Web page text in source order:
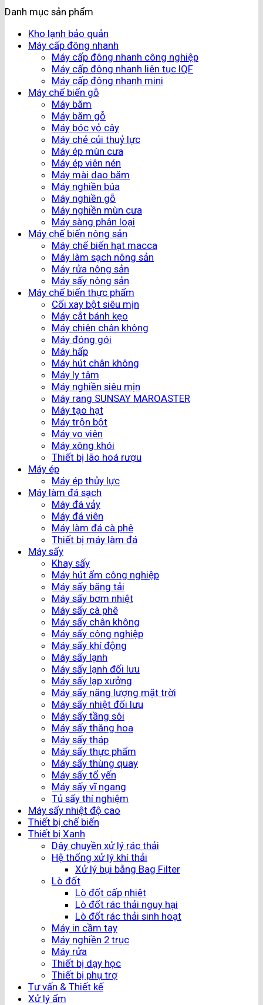
Danh mục sản phẩm
Kho lạnh bảo quản
Máy cấp đông nhanh
Máy cấp đông nhanh công nghiệp
Máy cấp đông nhanh liên tục IQF
Máy cấp đông nhanh mini
Máy chế biến gỗ
Máy băm
Máy băm gỗ
Máy bóc vỏ cây
Máy chẻ củi thuỷ lực
Máy ép mùn cưa
Máy ép viên nén
Máy mài dao băm
Máy nghiền búa
Máy nghiền gỗ
Máy nghiền mùn cưa
Máy sàng phân loại
Máy chế biến nông sản
Máy chế biến hạt macca
Máy làm sạch nông sản
Máy rửa nông sản
Máy sấy nông sản
Máy chế biến thực phẩm
Cối xay bột siêu mịn
Máy cắt bánh kẹo
Máy chiên chân không
Máy đóng gói
Máy hấp
Máy hút chân không
Máy ly tâm
Máy nghiền siêu mịn
Máy rang SUNSAY MAROASTER
Máy tạo hạt
Máy trộn bột
Máy vo viên
Máy xông khói
Thiết bị lão hoá rượu
Máy ép
Máy ép thủy lực
Máy làm đá sạch
Máy đá vảy
Máy đá viên
Máy làm đá cà phê
Thiết bị máy làm đá
Máy sấy
Khay sấy
Máy hút ẩm công nghiệp
Máy sấy băng tải
Máy sấy bơm nhiệt
Máy sấy cà phê
Máy sấy chân không
Máy sấy công nghiệp
Máy sấy khí động
Máy sấy lạnh
Máy sấy lạnh đối lưu
Máy sấy lạp xưởng
Máy sấy năng lượng mặt trời
Máy sấy nhiệt đối lưu
Máy sấy tầng sôi
Máy sấy thăng hoa
Máy sấy tháp
Máy sấy thực phẩm
Máy sấy thùng quay
Máy sấy tổ yến
Máy sấy vĩ ngang
Tủ sấy thí nghiệm
Máy sấy nhiệt độ cao
Thiết bị chế biến
Thiết bị Xanh
Dây chuyền xử lý rác thải
Hệ thống xử lý khí thải
Xử lý bụi bằng Bag Filter
Lò đốt
Lò đốt cấp nhiệt
Lò đốt rác thải nguy hại
Lò đốt rác thải sinh hoạt
Máy in cầm tay
Máy nghiền 2 trục
Máy rửa
Thiết bị dạy học
Thiết bị phụ trợ
Tư vấn & Thiết kế
Xử lý ẩm